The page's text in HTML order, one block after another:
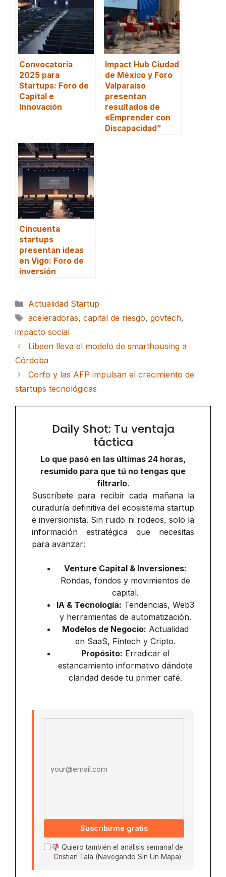
Convocatoria
2025 para
Startups: Foro de
Capital e
Innovación
Impact Hub Ciudad
de México y Foro
Valparaíso
presentan
resultados de
«Emprender con
Discapacidad”
Cincuenta
startups
presentan ideas
en Vigo: Foro de
inversión
Categorías
Actualidad Startup
Etiquetas
aceleradoras, capital de riesgo, govtech,
impacto social
Libeen lleva el modelo de smarthousing a
Córdoba
Corfo y las AFP impulsan el crecimiento de
startups tecnológicas
Daily Shot: Tu ventaja
táctica
Lo que pasó en las últimas 24 horas,
resumido para que tú no tengas que
filtrarlo.
Suscríbete para recibir cada mañana la
curaduría definitiva del ecosistema startup
e inversionista. Sin ruido ni rodeos, solo la
información estratégica que necesitas
para avanzar:
Venture Capital & Inversiones:
Rondas, fondos y movimientos de
capital.
IA & Tecnología: Tendencias, Web3
y herramientas de automatización.
Modelos de Negocio: Actualidad
en SaaS, Fintech y Cripto.
Propósito: Erradicar el
estancamiento informativo dándote
claridad desde tu primer café.
Suscribirme gratis
Quiero también el análisis semanal de
Cristian Tala (Navegando Sin Un Mapa)